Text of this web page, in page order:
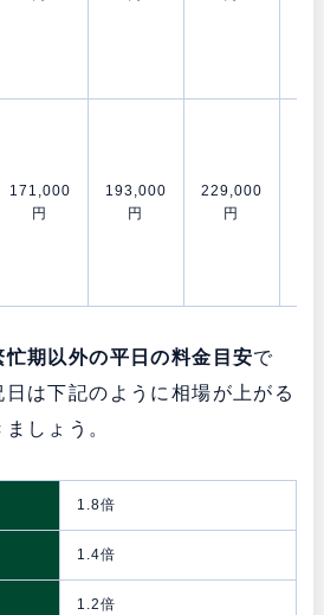
171,000
円
193,000
円
229,000
円
忙期以外の平日の料金目安で
は下記のように相場が上がる
しょう。
1.8倍
1.4倍
1.2倍